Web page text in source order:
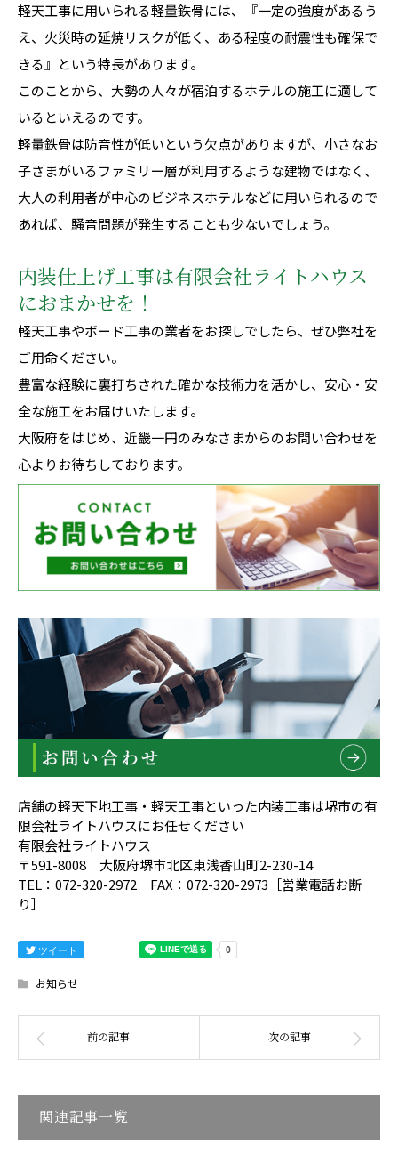
軽天工事に用いられる軽量鉄骨には、『一定の強度があるう
え、火災時の延焼リスクが低く、ある程度の耐震性も確保で
きる』という特長があります。
このことから、大勢の人々が宿泊するホテルの施工に適して
いるといえるのです。
軽量鉄骨は防音性が低いという欠点がありますが、小さなお
子さまがいるファミリー層が利用するような建物ではなく、
大人の利用者が中心のビジネスホテルなどに用いられるので
あれば、騒音問題が発生することも少ないでしょう。
内装仕上げ工事は有限会社ライトハウス
におまかせを！
軽天工事やボード工事の業者をお探しでしたら、ぜひ弊社を
ご用命ください。
豊富な経験に裏打ちされた確かな技術力を活かし、安心・安
全な施工をお届けいたします。
大阪府をはじめ、近畿一円のみなさまからのお問い合わせを
心よりお待ちしております。
店舗の軽天下地工事・軽天工事といった内装工事は堺市の有
限会社ライトハウスにお任せください
有限会社ライトハウス
〒591-8008 大阪府堺市北区東浅香山町2-230-14
TEL：072-320-2972 FAX：072-320-2973［営業電話お断
り］
ツイート
お知らせ
関連記事一覧